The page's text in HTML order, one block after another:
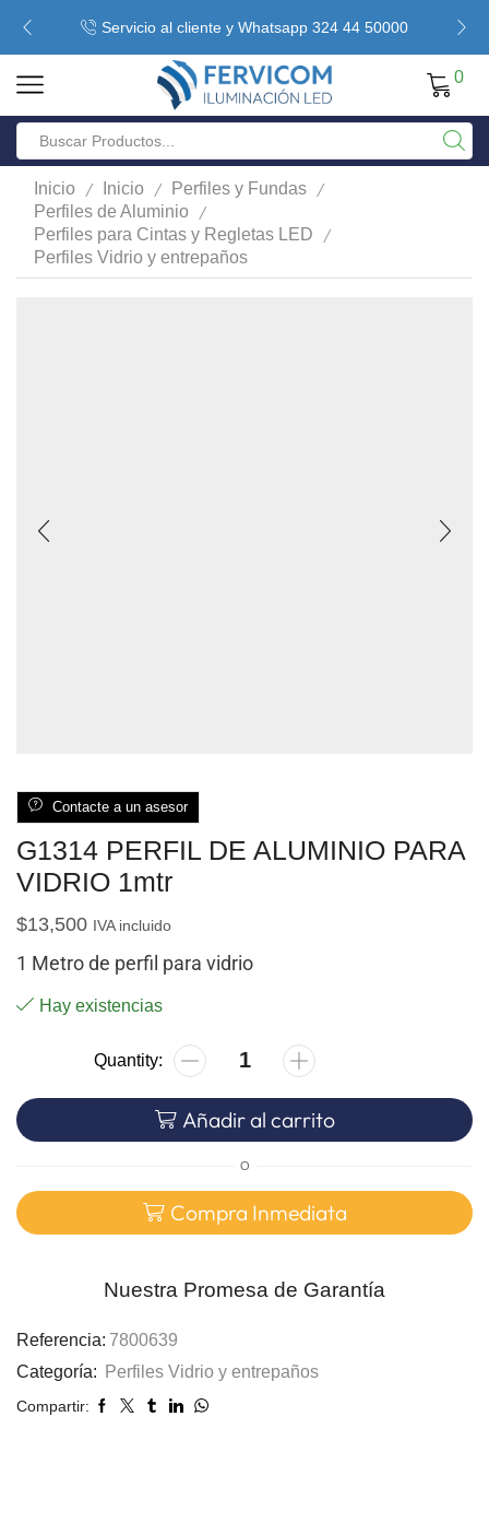
Servicio al cliente y Whatsapp 324 44 50000
0
Inicio / Inicio / Perfiles y Fundas /
Perfiles de Aluminio /
Perfiles para Cintas y Regletas LED /
Perfiles Vidrio y entrepaños
Contacte a un asesor
G1314 PERFIL DE ALUMINIO PARA
VIDRIO 1mtr
$13,500 IVA incluido
1 Metro de perfil para vidrio
Hay existencias
Añadir al carrito
O
Compra Inmediata
Nuestra Promesa de Garantía
Referencia: 7800639
Categoría:
Perfiles Vidrio y entrepaños
Compartir: